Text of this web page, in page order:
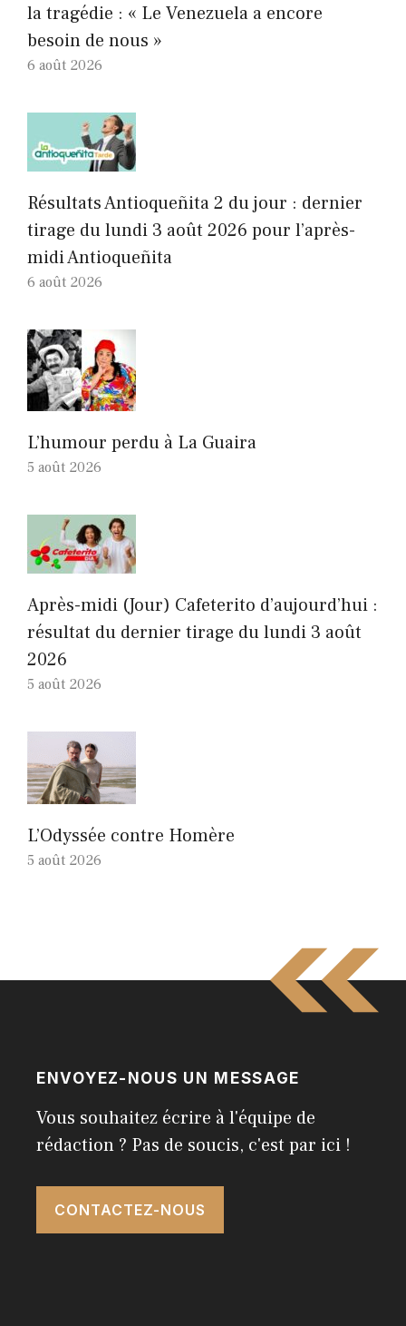
la tragédie : « Le Venezuela a encore
besoin de nous »
6 août 2026
Résultats Antioqueñita 2 du jour : dernier
tirage du lundi 3 août 2026 pour l’après-
midi Antioqueñita
6 août 2026
L’humour perdu à La Guaira
5 août 2026
Après-midi (Jour) Cafeterito d’aujourd’hui :
résultat du dernier tirage du lundi 3 août
2026
5 août 2026
L’Odyssée contre Homère
5 août 2026
ENVOYEZ-NOUS UN MESSAGE
Vous souhaitez écrire à l'équipe de
rédaction ? Pas de soucis, c'est par ici !
CONTACTEZ-NOUS